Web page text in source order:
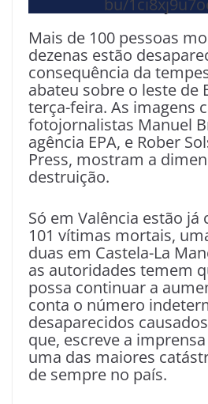
Mais de 100 pessoas
dezenas estão
consequência da
abateu sobre o leste de
terça-feira. As imagens
fotojornalistas Manuel
agência EPA, e Rober
Press, mostram a
destruição.
Só em Valência estão já
101 vítimas mortais,
duas em Castela-La
as autoridades temem
possa continuar a
conta o número
desaparecidos
que, escreve a
uma das maiores
de sempre no país.